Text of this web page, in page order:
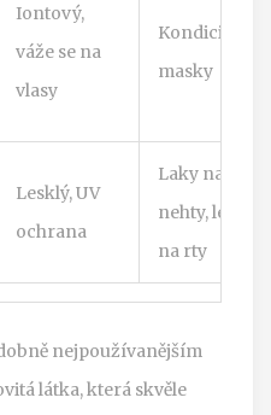
Iontový,
váže se na
vlasy
masky
Lesklý, UV
ochrana
Laky na
nehty, lesky
na rty
nejpoužívanějším
látka, která skvěle